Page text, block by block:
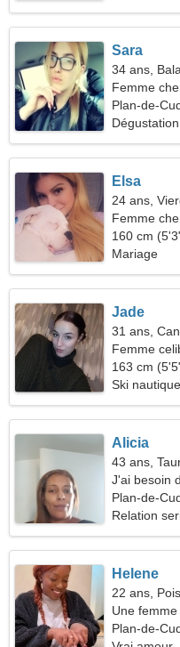
Sara
34 ans,
Femme
Plan-de-
Elsa
24 ans,
Femme
160 cm
Mariage
Jade
31 ans,
Femme
43
163 cm
Ski
Alicia
43 ans,
J'ai besoin
ensemble
Plan-de-
Relation
Helene
22 ans,
Une
Plan-de-